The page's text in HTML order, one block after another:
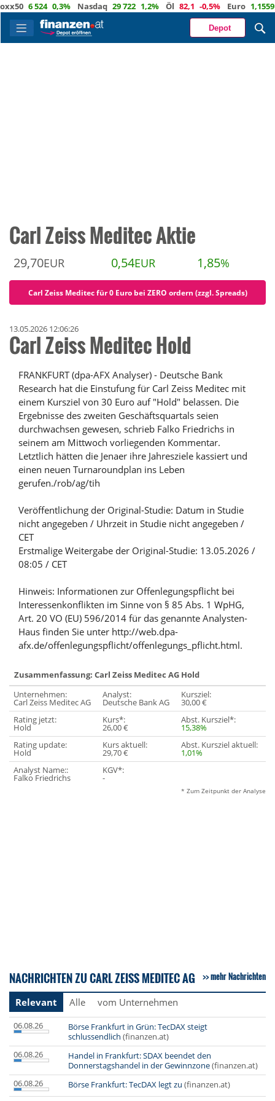
6 524 0,3% Nasdaq 29 722 1,2% Öl 82,1 -0,5% Euro 1,1559
Depot
Carl Zeiss Meditec Aktie
29,70EUR 0,54EUR 1,85%
Carl Zeiss Meditec für 0 Euro bei ZERO ordern (zzgl. Spreads)
13.05.2026 12:06:26
Carl Zeiss Meditec Hold
FRANKFURT (dpa-AFX Analyser) - Deutsche Bank
Research hat die Einstufung für Carl Zeiss Meditec mit
einem Kursziel von 30 Euro auf "Hold" belassen. Die
Ergebnisse des zweiten Geschäftsquartals seien
durchwachsen gewesen, schrieb Falko Friedrichs in
seinem am Mittwoch vorliegenden Kommentar.
Letztlich hätten die Jenaer ihre Jahresziele kassiert und
einen neuen Turnaroundplan ins Leben
gerufen./rob/ag/tih
Veröffentlichung der Original-Studie: Datum in Studie
nicht angegeben / Uhrzeit in Studie nicht angegeben /
CET
Erstmalige Weitergabe der Original-Studie: 13.05.2026 /
08:05 / CET
Hinweis: Informationen zur Offenlegungspflicht bei
Interessenkonflikten im Sinne von § 85 Abs. 1 WpHG,
Art. 20 VO (EU) 596/2014 für das genannte Analysten-
Haus finden Sie unter http://web.dpa-
afx.de/offenlegungspflicht/offenlegungs_pflicht.html.
Zusammenfassung: Carl Zeiss Meditec AG Hold
Unternehmen:
Carl Zeiss Meditec AG
Analyst:
Deutsche Bank AG
Kursziel:
30,00 €
Rating jetzt:
Hold
Kurs*:
26,00 €
Abst. Kursziel*:
15,38%
Rating update:
Hold
Kurs aktuell:
29,70 €
Abst. Kursziel aktuell:
1,01%
Analyst Name::
Falko Friedrichs
KGV*:
-
* Zum Zeitpunkt der Analyse
NACHRICHTEN ZU CARL ZEISS MEDITEC AG mehr Nachrichten
Relevant Alle vom Unternehmen
06.08.26
Börse Frankfurt in Grün: TecDAX steigt
schlussendlich (finanzen.at)
06.08.26
Handel in Frankfurt: SDAX beendet den
Donnerstagshandel in der Gewinnzone(finanzen.at)
06.08.26
Börse Frankfurt: TecDAX legt zu (finanzen.at)